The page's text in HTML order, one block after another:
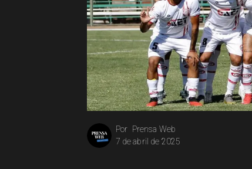
Prensa Web
Por
7 de abril de 2025